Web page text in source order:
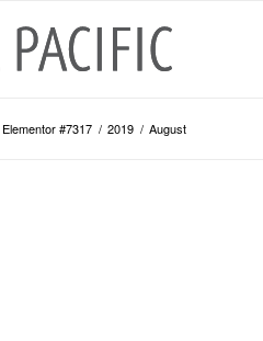
Elementor #7317 / 2019 / August